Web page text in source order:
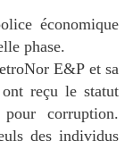
économique
phase.
E&P et sa
reçu le statut
corruption.
des individus